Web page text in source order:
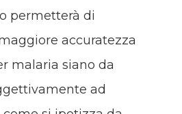
permetterà di
accuratezza
malaria siano da
ad